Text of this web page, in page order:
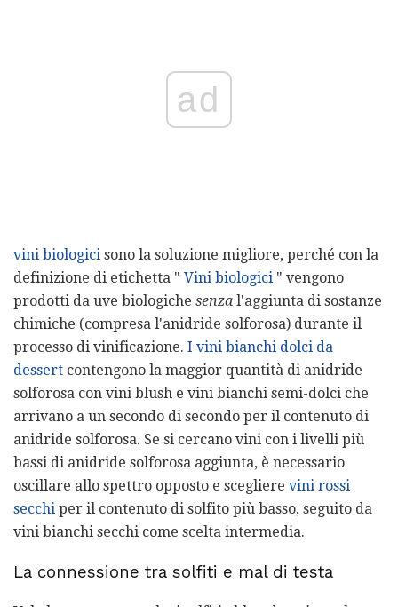
ad
vini biologici sono la soluzione migliore, perché con la
definizione di etichetta " Vini biologici " vengono
prodotti da uve biologiche senza l'aggiunta di sostanze
chimiche (compresa l'anidride solforosa) durante il
processo di vinificazione. I vini bianchi dolci da
dessert contengono la maggior quantità di anidride
solforosa con vini blush e vini bianchi semi-dolci che
arrivano a un secondo di secondo per il contenuto di
anidride solforosa. Se si cercano vini con i livelli più
bassi di anidride solforosa aggiunta, è necessario
oscillare allo spettro opposto e scegliere vini rossi
secchi per il contenuto di solfito più basso, seguito da
vini bianchi secchi come scelta intermedia.
La connessione tra solfiti e mal di testa